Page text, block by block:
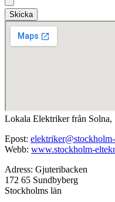
Skicka
Lokala Elektriker från Solna,
Epost:
Webb: www.stockholm-
Adress: Gjuteribacken
172 65 Sundbyberg
Stockholms län